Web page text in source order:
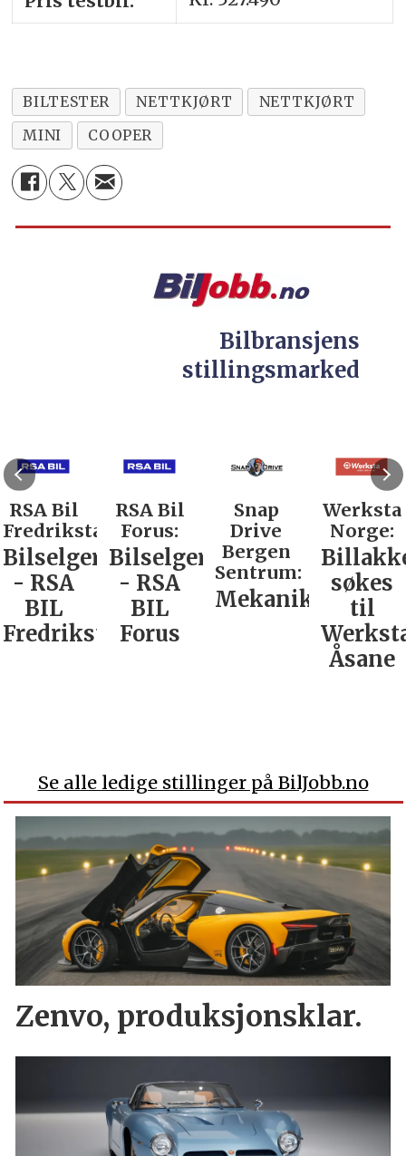
BILTESTER NETTKJØRT
NETTKJØRT
MINI
COOPER
Bilbransjens
stillingsmarked
RSA Bil
Fredrikstad:
Bilselger
- RSA
BIL
Fredrikstad
RSA Bil
Forus:
Bilselger
- RSA
BIL
Forus
Snap
Drive
Bergen
Sentrum:
Mekaniker
Werksta
Norge:
søkes
til
Åsane
Se alle ledige stillinger på BilJobb.no
Zenvo, produksjonsklar.